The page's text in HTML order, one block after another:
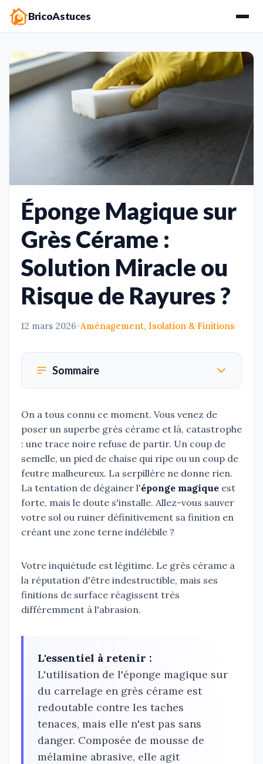
BricoAstuces
Éponge Magique sur
Grès Cérame :
Solution Miracle ou
Risque de Rayures ?
12 mars 2026•Aménagement, Isolation & Finitions
Sommaire
On a tous connu ce moment. Vous venez de
poser un superbe grès cérame et là, catastrophe
: une trace noire refuse de partir. Un coup de
semelle, un pied de chaise qui ripe ou un coup de
feutre malheureux. La serpillère ne donne rien.
La tentation de dégainer l'éponge magique est
forte, mais le doute s'installe. Allez-vous sauver
votre sol ou ruiner définitivement sa finition en
créant une zone terne indélébile ?
Votre inquiétude est légitime. Le grès cérame a
la réputation d'être indestructible, mais ses
finitions de surface réagissent très
différemment à l'abrasion.
L'essentiel à retenir :
L'utilisation de l'éponge magique sur
du carrelage en grès cérame est
redoutable contre les taches
tenaces, mais elle n'est pas sans
danger. Composée de mousse de
mélamine abrasive, elle agit